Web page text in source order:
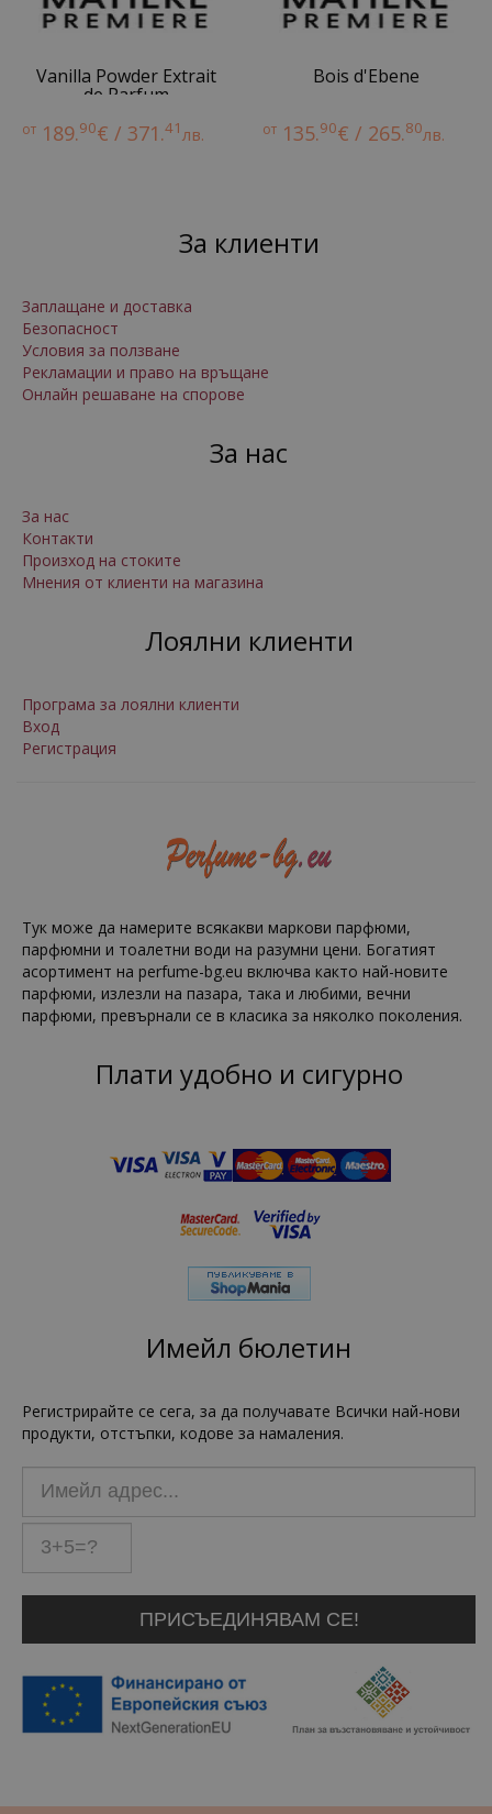
Vanilla Powder Extrait
de Parfum
от 189.90€ / 371.41лв.
Bois d'Ebene
от 135.90€ / 265.80лв.
За клиенти
Заплащане и доставка
Безопасност
Условия за ползване
Рекламации и право на връщане
Онлайн решаване на спорове
За нас
За нас
Контакти
Произход на стоките
Мнения от клиенти на магазина
Лоялни клиенти
Програма за лоялни клиенти
Вход
Регистрация
Тук може да намерите всякакви маркови парфюми,
парфюмни и тоалетни води на разумни цени. Богатият
асортимент на perfume-bg.eu включва както най-новите
парфюми, излезли на пазара, така и любими, вечни
парфюми, превърнали се в класика за няколко поколения.
Плати удобно и сигурно
Имейл бюлетин
Регистрирайте се сега, за да получавате Всички най-нови
продукти, отстъпки, кодове за намаления.